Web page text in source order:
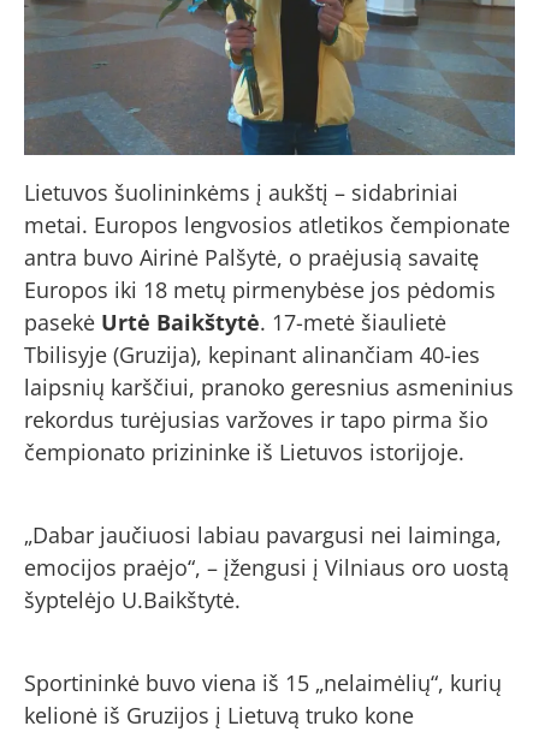
Lietuvos šuolininkėms į aukštį – sidabriniai
metai. Europos lengvosios atletikos čempionate
antra buvo Airinė Palšytė, o praėjusią savaitę
Europos iki 18 metų pirmenybėse jos pėdomis
pasekė Urtė Baikštytė. 17-metė šiaulietė
Tbilisyje (Gruzija), kepinant alinančiam 40-ies
laipsnių karščiui, pranoko geresnius asmeninius
rekordus turėjusias varžoves ir tapo pirma šio
čempionato prizininke iš Lietuvos istorijoje.
„Dabar jaučiuosi labiau pavargusi nei laiminga,
emocijos praėjo“, – įžengusi į Vilniaus oro uostą
šyptelėjo U.Baikštytė.
Sportininkė buvo viena iš 15 „nelaimėlių“, kurių
kelionė iš Gruzijos į Lietuvą truko kone